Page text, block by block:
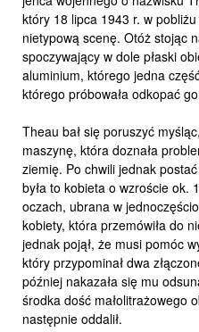
który 18 lipca 1943 r. w pobliżu
nietypową scenę. Otóż stojąc
spoczywający w dole płaski
aluminium, którego jedna
którego próbowała odkopać
Theau bał się poruszyć
maszynę, która doznała
ziemię. Po chwili jednak
była to kobieta o wzroście ok.
oczach, ubrana w
kobiety, która przemówiła do
jednak pojął, że musi pomóc
który przypominał dwa
później nakazała się mu
środka dość małolitrażowego
następnie oddalił.